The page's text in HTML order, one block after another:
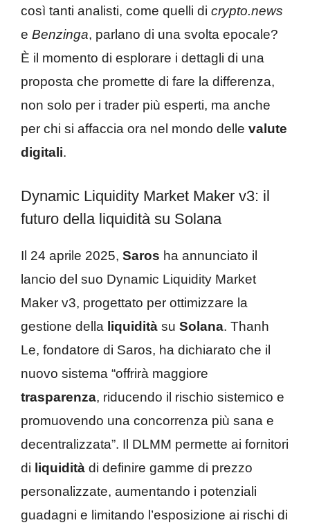
così tanti analisti, come quelli di crypto.news
e Benzinga, parlano di una svolta epocale?
È il momento di esplorare i dettagli di una
proposta che promette di fare la differenza,
non solo per i trader più esperti, ma anche
per chi si affaccia ora nel mondo delle valute
digitali.
Dynamic Liquidity Market Maker v3: il
futuro della liquidità su Solana
Il 24 aprile 2025, Saros ha annunciato il
lancio del suo Dynamic Liquidity Market
Maker v3, progettato per ottimizzare la
gestione della liquidità su Solana. Thanh
Le, fondatore di Saros, ha dichiarato che il
nuovo sistema “offrirà maggiore
trasparenza, riducendo il rischio sistemico e
promuovendo una concorrenza più sana e
decentralizzata”. Il DLMM permette ai fornitori
di liquidità di definire gamme di prezzo
personalizzate, aumentando i potenziali
guadagni e limitando l’esposizione ai rischi di